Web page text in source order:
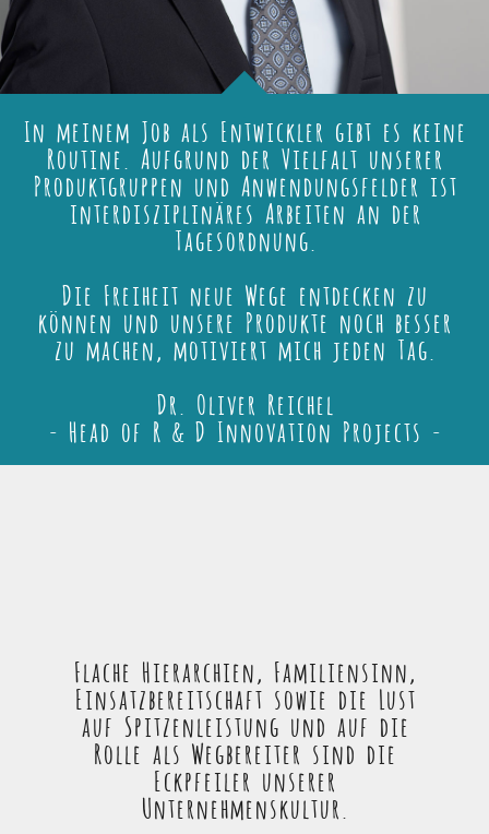
In meinem Job als Entwickler gibt es keine
Routine. Aufgrund der Vielfalt unserer
Produktgruppen und Anwendungsfelder ist
interdisziplinäres Arbeiten an der
Tagesordnung.
Die Freiheit neue Wege entdecken zu
können und unsere Produkte noch besser
zu machen, motiviert mich jeden Tag.
Dr. Oliver Reichel
- Head of R & D Innovation Projects -
Flache Hierarchien, Familiensinn,
Einsatzbereitschaft sowie die Lust
auf Spitzenleistung und auf die
Rolle als Wegbereiter sind die
Eckpfeiler unserer
Unternehmenskultur.